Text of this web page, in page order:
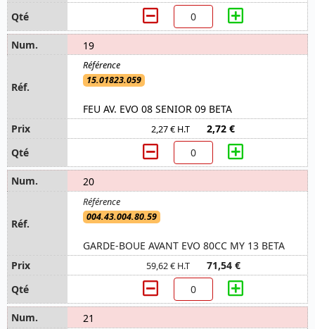
19
15.01823.059
FEU AV. EVO 08 SENIOR 09 BETA
2,27 € H.T 2,72 €
20
004.43.004.80.59
GARDE-BOUE AVANT EVO 80CC MY 13 BETA
59,62 € H.T 71,54 €
21